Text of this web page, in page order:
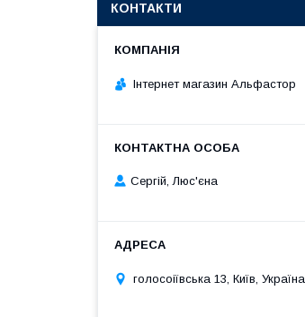
КОНТАКТИ
Інтернет магазин Альфастор
Сергій, Люс'єна
голосоіївська 13, Київ, Україна